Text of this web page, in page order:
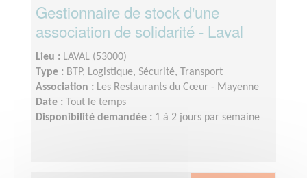
Gestionnaire de stock d'une
association de solidarité - Laval
Lieu : LAVAL (53000)
Type : BTP, Logistique, Sécurité, Transport
Association : Les Restaurants du Cœur - Mayenne
Date :
Tout le temps
Disponibilité demandée : 1 à 2 jours par semaine